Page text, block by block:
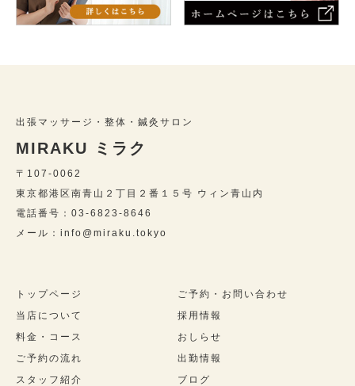
出張マッサージ・整体・鍼灸サロン
MIRAKU ミラク
〒107-0062
東京都港区南青山２丁目２番１５号 ウィン青山内
電話番号：03-6823-8646
メール：info@miraku.tokyo
トップページ
当店について
料金・コース
ご予約の流れ
スタッフ紹介
ご予約・お問い合わせ
採用情報
おしらせ
出勤情報
ブログ